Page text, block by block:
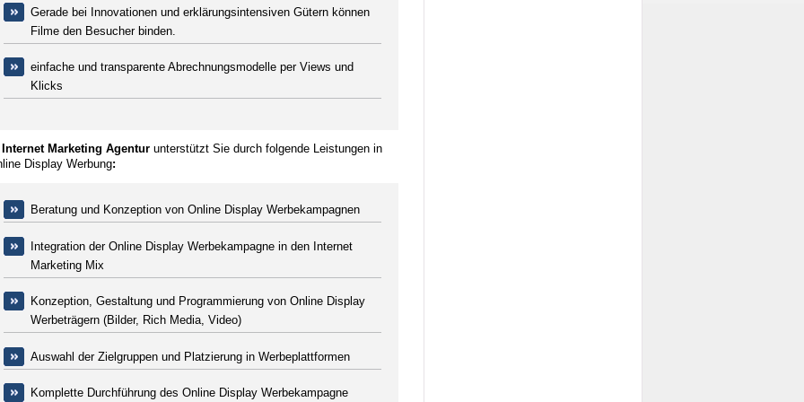
Gerade bei Innovationen und erklärungsintensiven Gütern können
Filme den Besucher binden.
einfache und transparente Abrechnungsmodelle per Views und
Klicks
Internet Marketing Agentur unterstützt Sie durch folgende Leistungen in
Display Werbung:
Beratung und Konzeption von Online Display Werbekampagnen
Integration der Online Display Werbekampagne in den Internet
Marketing Mix
Konzeption, Gestaltung und Programmierung von Online Display
Werbeträgern (Bilder, Rich Media, Video)
Auswahl der Zielgruppen und Platzierung in Werbeplattformen
Komplette Durchführung des Online Display Werbekampagne